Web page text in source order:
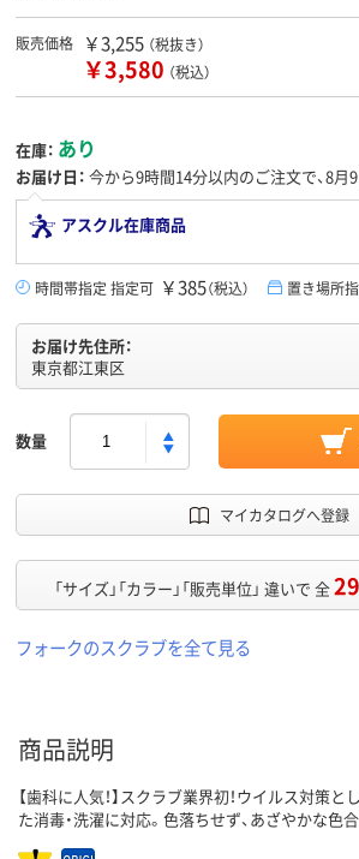
販売価格 ￥3,255 （税抜き）
￥3,580 （税込）
在庫： あり
お届け日： 今から9時間14分以内のご注文で、8月9
アスクル在庫商品
時間帯指定 指定可 ￥385（税込） 置き場所
お届け先住所：
東京都江東区
数量
マイカタログへ登録
「サイズ」「カラー」「販売単位」 違いで 全29
フォークのスクラブを全て見る
商品説明
【歯科に人気！】スクラブ業界初！ウイルス対策と
た消毒・洗濯に対応。色落ちせず、あざやかな色